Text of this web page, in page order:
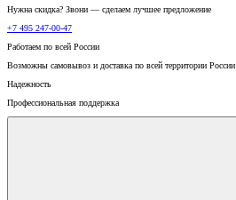
Нужна скидка? Звони — сделаем лучшее предложение
+7 495 247-00-47
Работаем по всей России
Возможны самовывоз и доставка по всей территории России
Надежность
Профессиональная поддержка